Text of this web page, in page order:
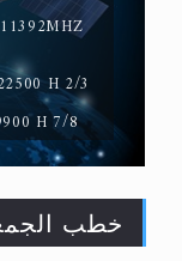
H 2/3
H 7/8
خطب